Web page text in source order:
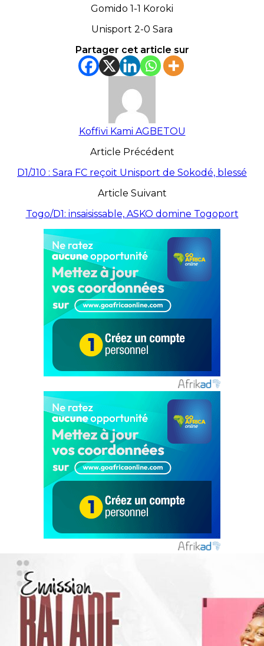
Gomido 1-1 Koroki
Unisport 2-0 Sara
Partager cet article sur
Koffivi Kami AGBETOU
Article Précédent
D1/J10 : Sara FC reçoit Unisport de Sokodé, blessé
Article Suivant
Togo/D1: insaisissable, ASKO domine Togoport